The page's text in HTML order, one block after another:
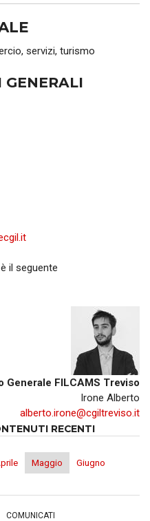
servizi, turismo
GENERALI
il seguente
Generale FILCAMS Treviso
Irone Alberto
alberto.irone@cgiltreviso.it
RECENTI
Maggio
Giugno
COMUNICATI